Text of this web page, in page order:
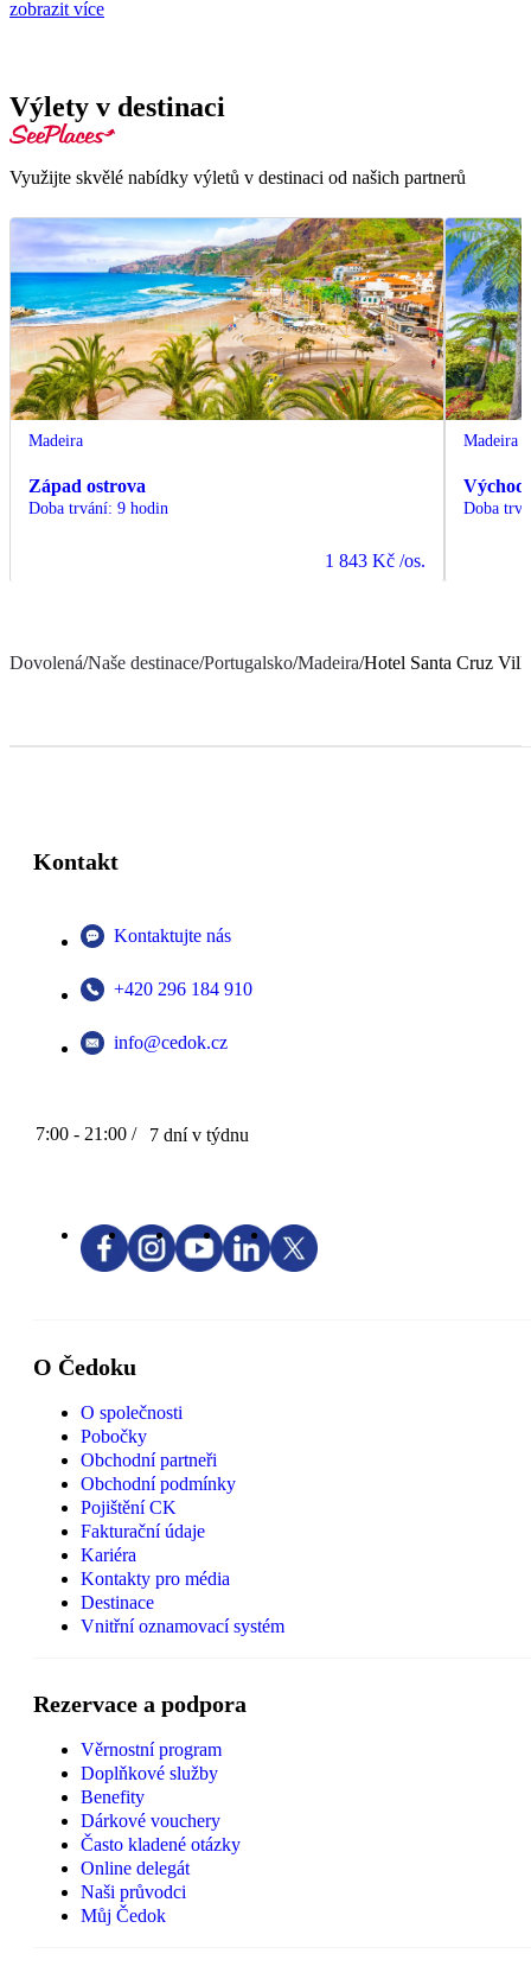
zobrazit více
Výlety v destinaci
Využijte skvělé nabídky výletů v destinaci od našich partnerů
Madeira
Západ ostrova
Doba trvání: 9 hodin
1 843 Kč /os.
Madeira
Východ
Doba
Dovolená/Naše destinace/Portugalsko/Madeira/Hotel Santa Cruz
Kontakt
Kontaktujte nás
+420 296 184 910
info@cedok.cz
7:00 - 21:00 / 7 dní v týdnu
O Čedoku
O společnosti
Pobočky
Obchodní partneři
Obchodní podmínky
Pojištění CK
Fakturační údaje
Kariéra
Kontakty pro média
Destinace
Vnitřní oznamovací systém
Rezervace a podpora
Věrnostní program
Doplňkové služby
Benefity
Dárkové vouchery
Často kladené otázky
Online delegát
Naši průvodci
Můj Čedok